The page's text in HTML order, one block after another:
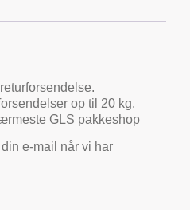
op til 20 kg.
GLS pakkeshop
e-mail når vi har